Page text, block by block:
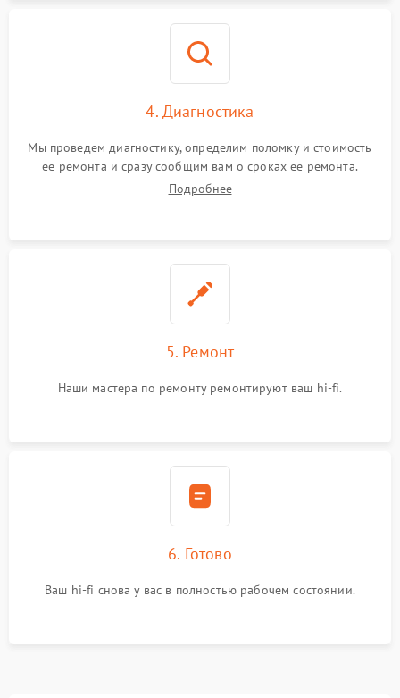
4. Диагностика
Мы проведем диагностику, определим поломку и стоимость
ее ремонта и сразу сообщим вам о сроках ее ремонта.
Подробнее
5. Ремонт
Наши мастера по ремонту ремонтируют ваш hi-fi.
6. Готово
Ваш hi-fi снова у вас в полностью рабочем состоянии.